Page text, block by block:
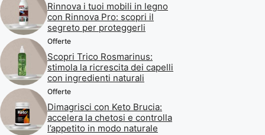
Rinnova i tuoi mobili in legno
con Rinnova Pro: scopri il
segreto per proteggerli
Offerte
Scopri Trico Rosmarinus:
stimola la ricrescita dei capelli
con ingredienti naturali
Offerte
Dimagrisci con Keto Brucia:
accelera la chetosi e controlla
l’appetito in modo naturale